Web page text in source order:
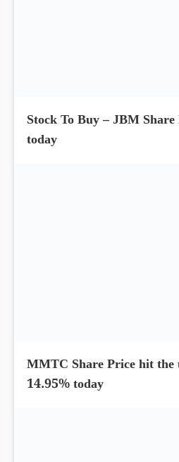
Stock To Buy – JBM
today
MMTC Share Price hit
14.95% today